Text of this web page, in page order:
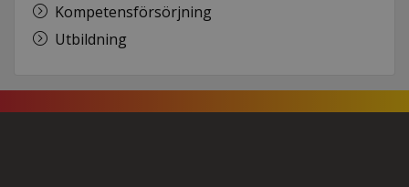
Kompetensförsörjning
Utbildning